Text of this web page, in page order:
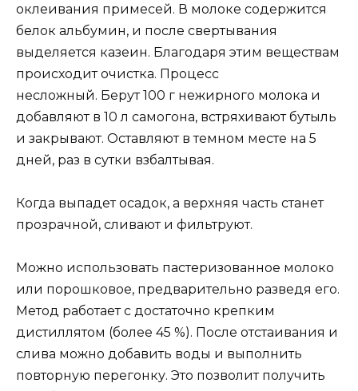
оклеивания примесей. В молоке содержится
белок альбумин, и после свертывания
выделяется казеин. Благодаря этим веществам
происходит очистка. Процесс
несложный. Берут 100 г нежирного молока и
добавляют в 10 л самогона, встряхивают бутыль
и закрывают. Оставляют в темном месте на 5
дней, раз в сутки взбалтывая.
Когда выпадет осадок, а верхняя часть станет
прозрачной, сливают и фильтруют.
Можно использовать пастеризованное молоко
или порошковое, предварительно разведя его.
Метод работает с достаточно крепким
дистиллятом (более 45 %). После отстаивания и
слива можно добавить воды и выполнить
повторную перегонку. Это позволит получить